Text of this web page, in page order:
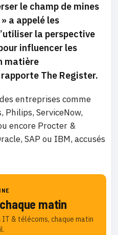
le champ de mines
a appelé les
la perspective
influencer les
matière
The Register.
entreprises comme
Philips, ServiceNow,
encore Procter &
SAP ou IBM, accusés
matin
& télécoms, chaque matin